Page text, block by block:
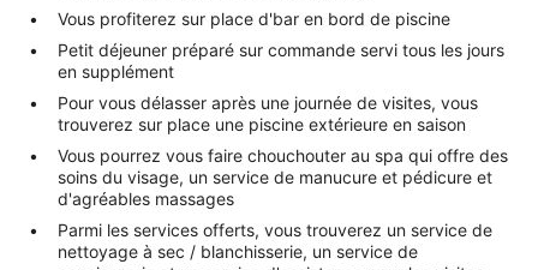
Vous profiterez sur place d'bar en bord de piscine
Petit déjeuner préparé sur commande servi tous les jours
en supplément
Pour vous délasser après une journée de visites, vous
trouverez sur place une piscine extérieure en saison
Vous pourrez vous faire chouchouter au spa qui offre des
soins du visage, un service de manucure et pédicure et
d'agréables massages
Parmi les services offerts, vous trouverez un service de
nettoyage à sec / blanchisserie, un service de